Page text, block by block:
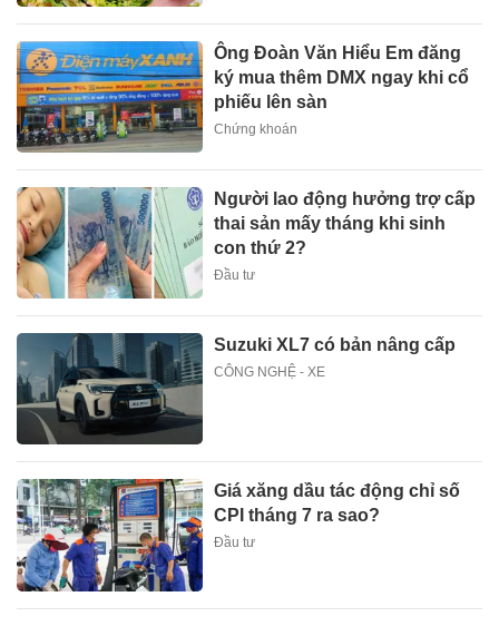
Ông Đoàn Văn Hiểu Em đăng
ký mua thêm DMX ngay khi cổ
phiếu lên sàn
Chứng khoán
Người lao động hưởng trợ cấp
thai sản mấy tháng khi sinh
con thứ 2?
Đầu tư
Suzuki XL7 có bản nâng cấp
CÔNG NGHỆ - XE
Giá xăng dầu tác động chỉ số
CPI tháng 7 ra sao?
Đầu tư